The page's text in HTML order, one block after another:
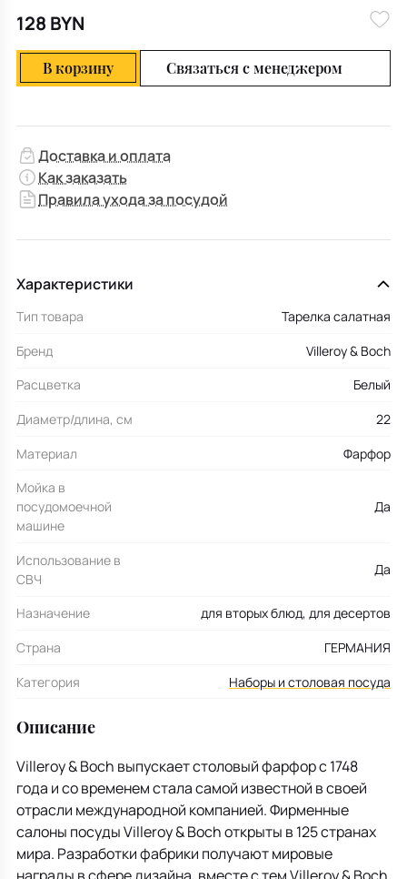
128 BYN
В корзину Связаться с менеджером
Доставка и оплата
Как заказать
Правила ухода за посудой
Характеристики
Тип товара
Тарелка салатная
Бренд
Villeroy & Boch
Расцветка
Белый
Диаметр/длина, см
22
Материал
Фарфор
Мойка в
посудомоечной
машине
Да
Использование в
СВЧ
Да
Назначение
для вторых блюд, для десертов
Страна
ГЕРМАНИЯ
Категория
Наборы и столовая посуда
Описание
Villeroy & Boch выпускает столовый фарфор с 1748
года и со временем стала самой известной в своей
отрасли международной компанией. Фирменные
салоны посуды Villeroy & Boch открыты в 125 странах
мира. Разработки фабрики получают мировые